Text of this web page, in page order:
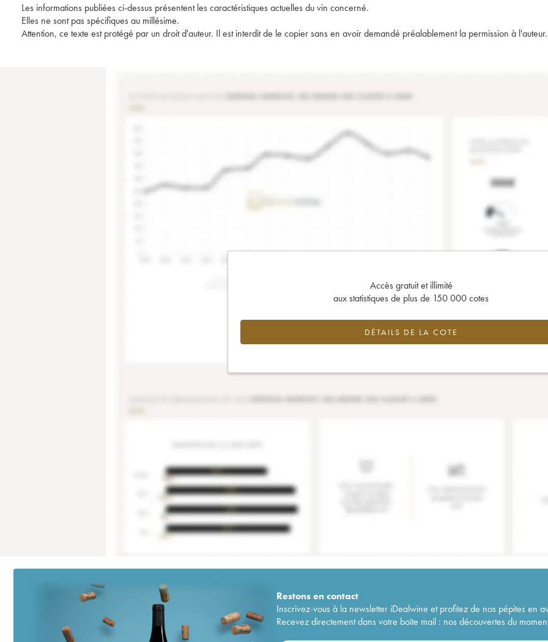
Les informations publiées ci-dessus présentent les caractéristiques actuelles du vin concerné.
Elles ne sont pas spécifiques au millésime.
Attention, ce texte est protégé par un droit d'auteur. Il est interdit de le copier sans en avoir demandé préalablement la permission à l'auteur.
Accès gratuit et illimité
aux statistiques de plus de 150 000 cotes
DÉTAILS DE LA COTE
Restons encontact
Inscrivez-vous à la newsletter iDealwine et profitez de nos pépites en
Recevez directement dans votre boîte mail : nos découvertes du